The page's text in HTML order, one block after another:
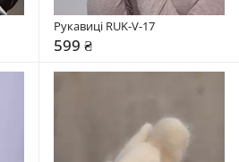
Рукавиці RUK-V-17
599 ₴